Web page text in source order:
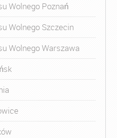
Wolnego Poznań
Wolnego Szczecin
Wolnego Warszawa